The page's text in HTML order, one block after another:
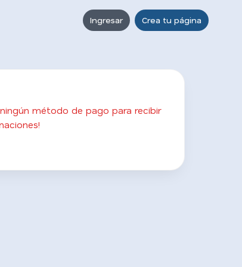
Ingresar Crea tu página
método de pago para recibir